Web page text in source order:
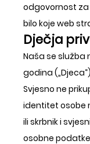
odgovornost za
bilo koje web
Dječja
Naša se služba
godina
Svjesno ne
identitet osobe
ili skrbnik i
osobne